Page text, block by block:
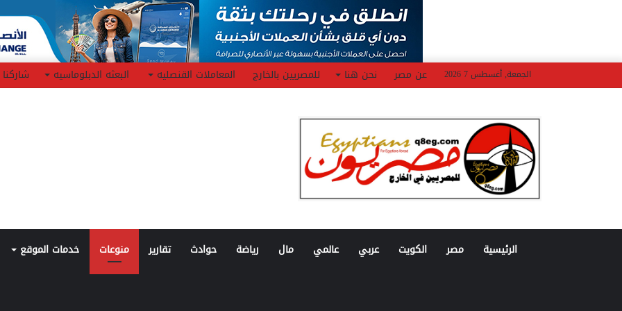
الجمعة, أغسطس 7 2026 عن مصر نحن هنا للمصريين بالخارج المعاملات القنصليه البعثه الدبلوماسيه شاركنا
الرئيسية مصر الكويت عربي عالمي مال رياضة حوادث تقارير منوعات خدمات الموقع